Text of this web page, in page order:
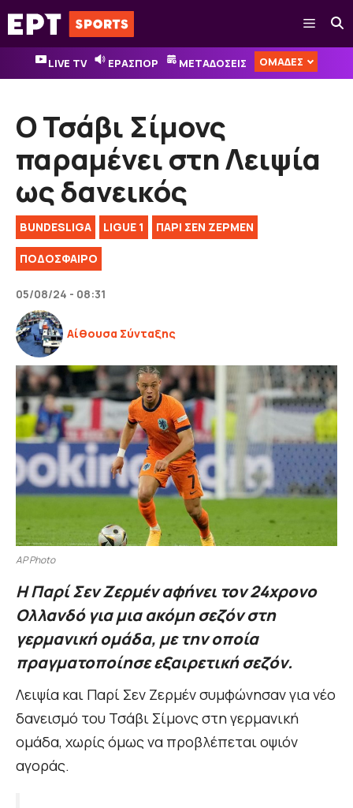
Μετάβαση
σε
περιεχόμενο
Μενού
LIVE TV ΕΡΑΣΠΟΡ ΜΕΤΑΔΟΣΕΙΣ ΟΜΑΔΕΣ
Ο Τσάβι Σίμονς
παραμένει στη Λειψία
ως δανεικός
BUNDESLIGA LIGUE 1 ΠΑΡΙ ΣΕΝ ΖΕΡΜΕΝ
ΠΟΔΟΣΦΑΙΡΟ
05/08/24 - 08:31
Αίθουσα Σύνταξης
AP Photo
Η Παρί Σεν Ζερμέν αφήνει τον 24χρονο
Ολλανδό για μια ακόμη σεζόν στη
γερμανική ομάδα, με την οποία
πραγματοποίησε εξαιρετική σεζόν.
Λειψία και Παρί Σεν Ζερμέν συμφώνησαν για νέο
δανεισμό του Τσάβι Σίμονς στη γερμανική
ομάδα, χωρίς όμως να προβλέπεται οψιόν
αγοράς.